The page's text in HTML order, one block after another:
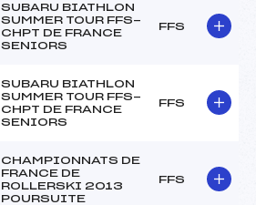
SUBARU BIATHLON
SUMMER TOUR FFS-
CHPT DE FRANCE
SENIORS
FFS
SUBARU BIATHLON
SUMMER TOUR FFS-
CHPT DE FRANCE
SENIORS
FFS
CHAMPIONNATS DE
FRANCE DE
ROLLERSKI 2013
POURSUITE
FFS